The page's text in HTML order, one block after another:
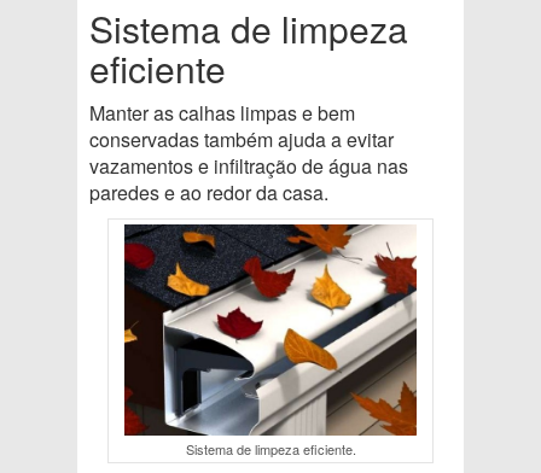
Sistema de limpeza
eficiente
Manter as calhas limpas e bem
conservadas também ajuda a evitar
vazamentos e infiltração de água nas
paredes e ao redor da casa.
Sistema de limpeza eficiente.